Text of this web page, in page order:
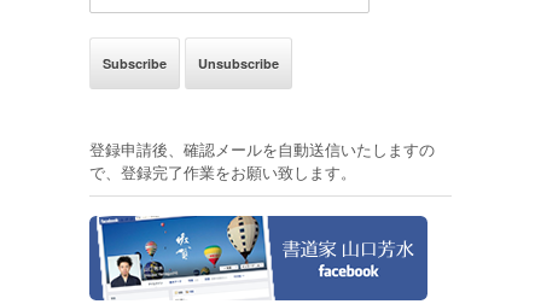
登録申請後、確認メールを自動送信いたしますの
で、登録完了作業をお願い致します。